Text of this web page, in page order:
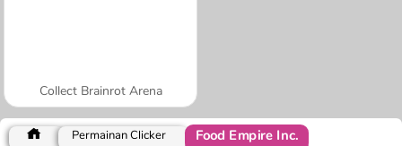
Collect Brainrot Arena
Permainan Clicker Food Empire Inc.